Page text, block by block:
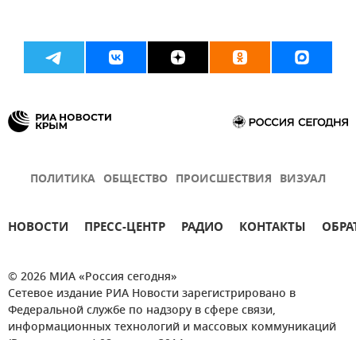
ПОЛИТИКА ОБЩЕСТВО ПРОИСШЕСТВИЯ ВИЗУАЛ
НОВОСТИ ПРЕСС-ЦЕНТР РАДИО КОНТАКТЫ
© 2026 МИА «Россия сегодня»
Сетевое издание РИА Новости зарегистрировано в
Федеральной службе по надзору в сфере связи,
информационных технологий и массовых коммуникаций